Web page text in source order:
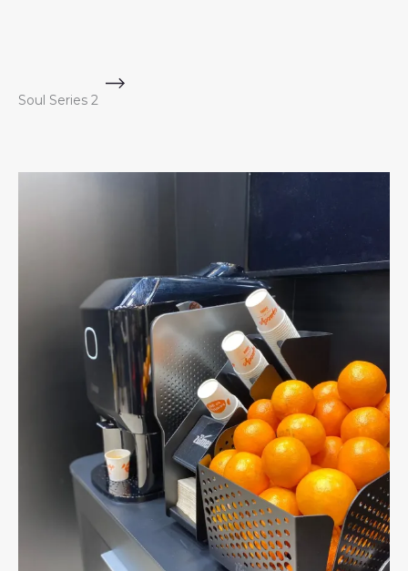
Soul Series 2